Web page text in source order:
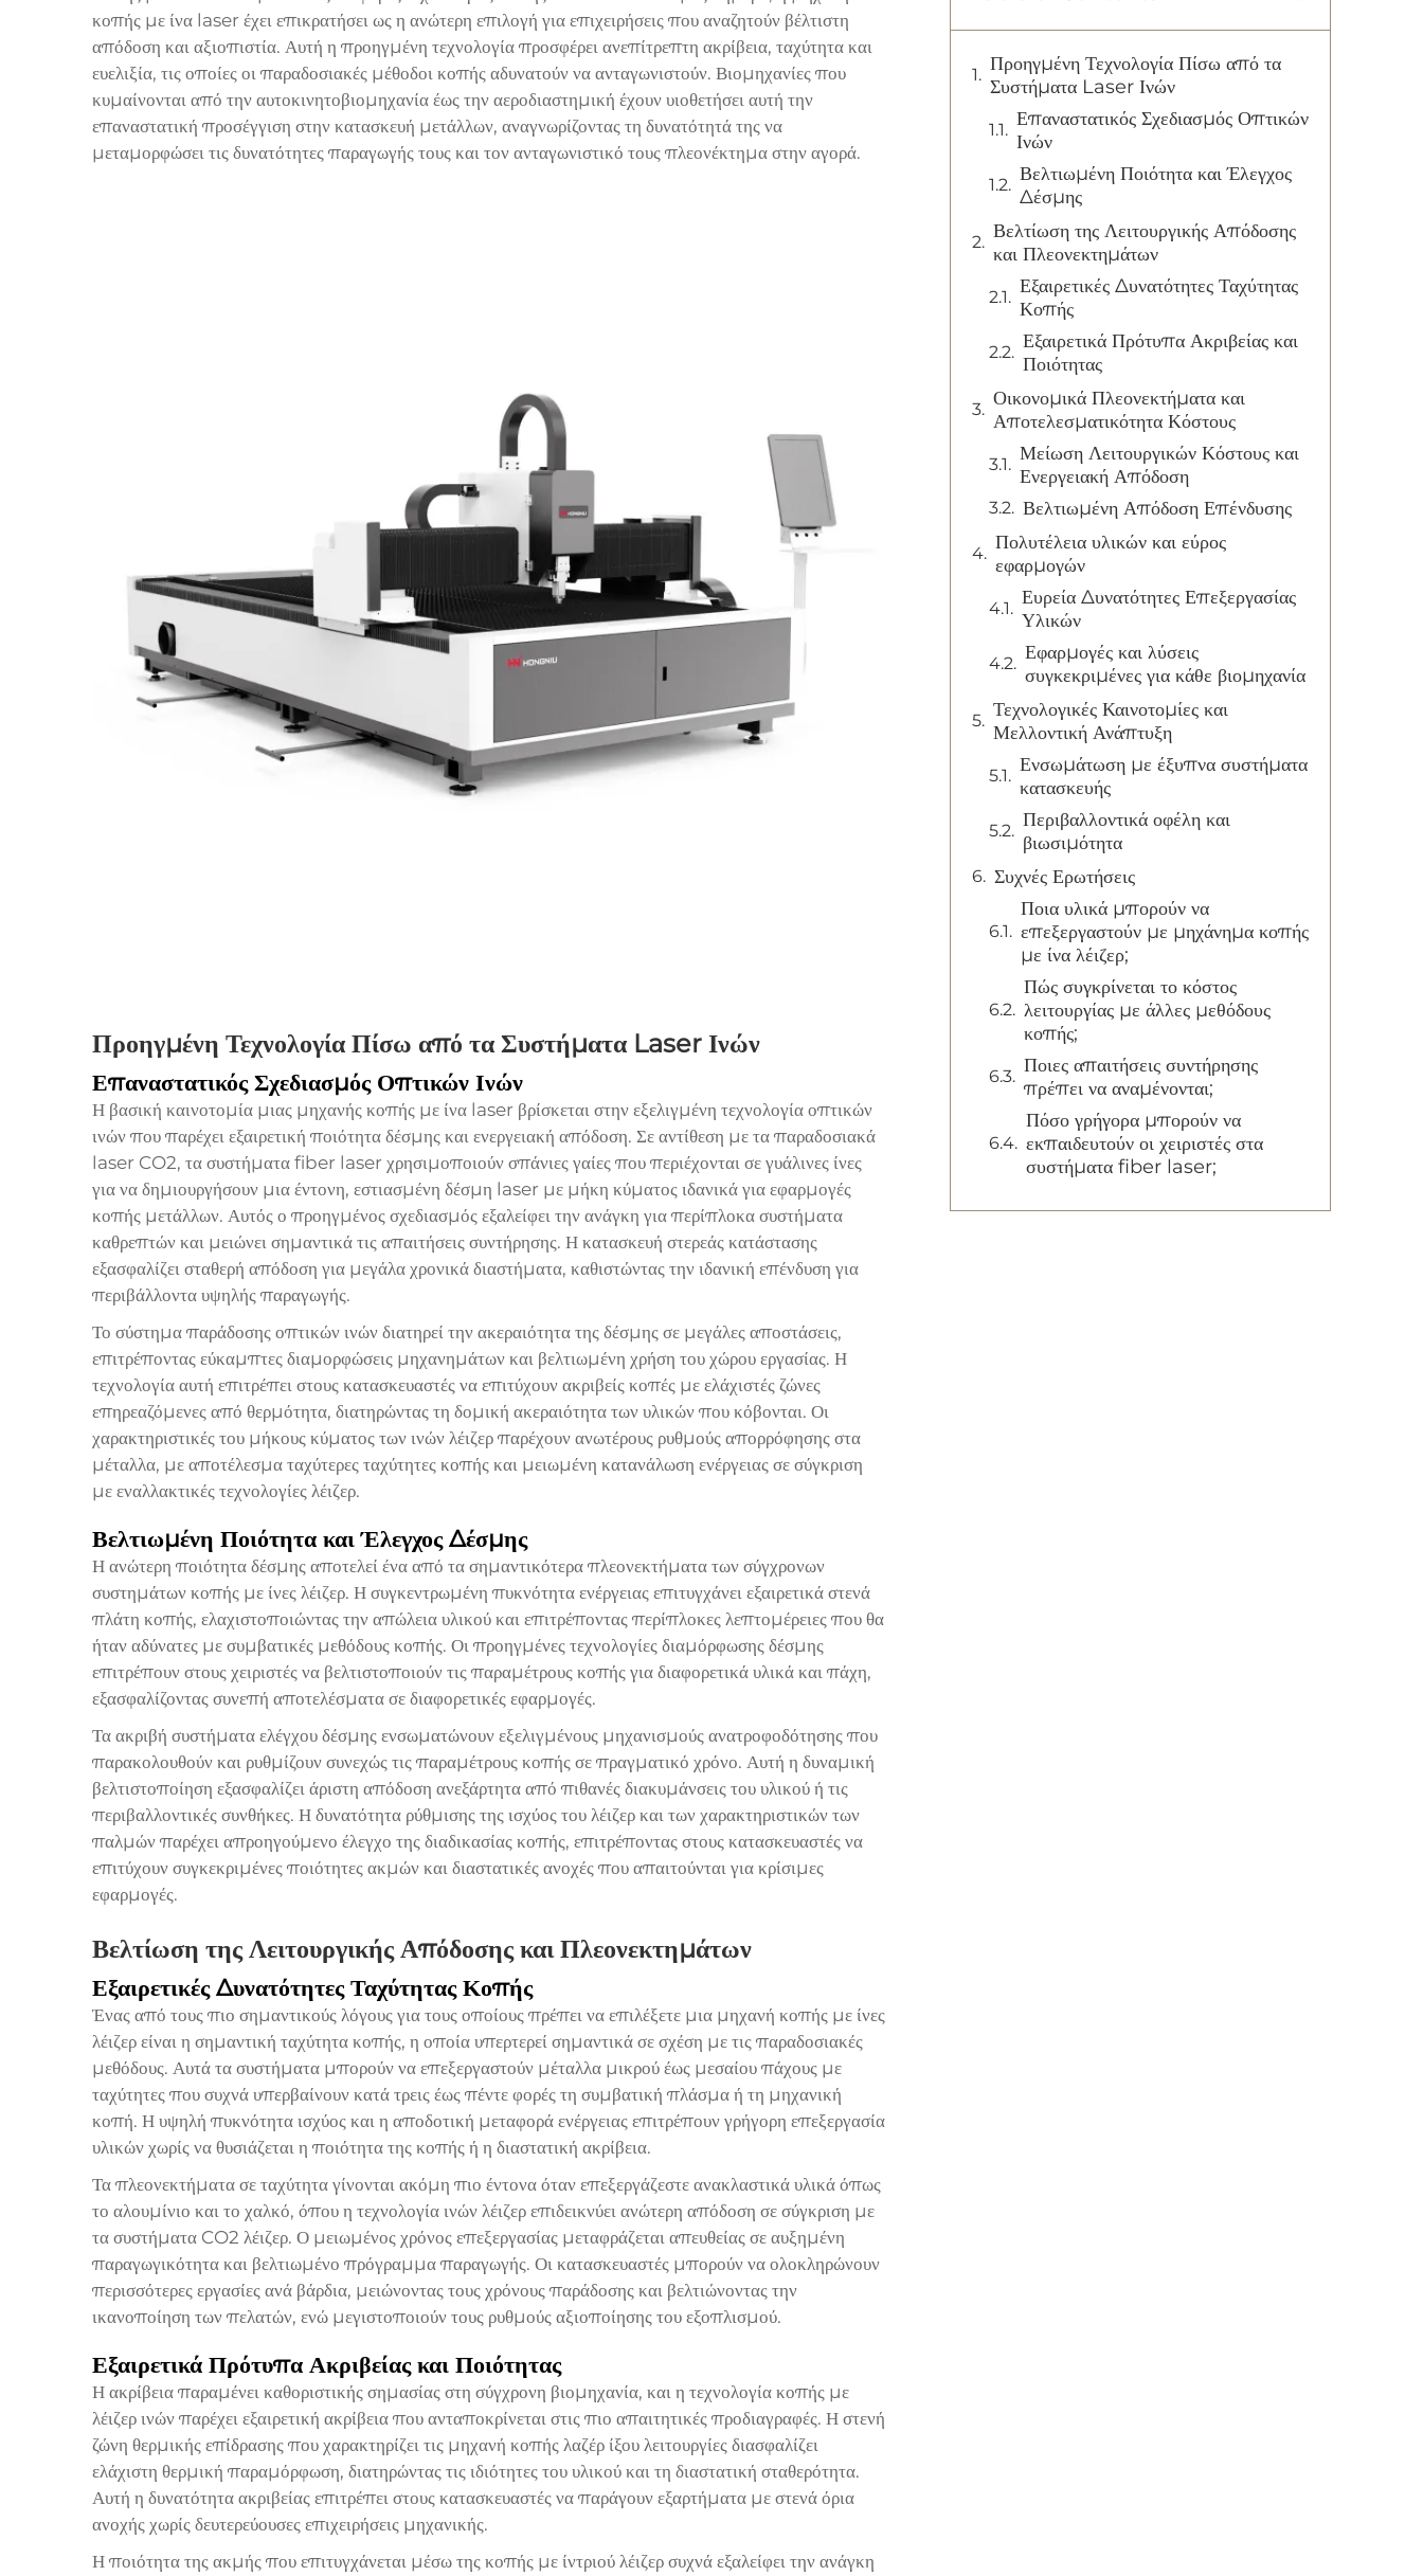
κοπής με ίνα laser έχει επικρατήσει ως η ανώτερη επιλογή για επιχειρήσεις που αναζητούν βέλτιστη
απόδοση και αξιοπιστία. Αυτή η προηγμένη τεχνολογία προσφέρει ανεπίτρεπτη ακρίβεια, ταχύτητα και
ευελιξία, τις οποίες οι παραδοσιακές μέθοδοι κοπής αδυνατούν να ανταγωνιστούν. Βιομηχανίες που
κυμαίνονται από την αυτοκινητοβιομηχανία έως την αεροδιαστημική έχουν υιοθετήσει αυτή την
επαναστατική προσέγγιση στην κατασκευή μετάλλων, αναγνωρίζοντας τη δυνατότητά της να
μεταμορφώσει τις δυνατότητες παραγωγής τους και τον ανταγωνιστικό τους πλεονέκτημα στην αγορά.
Προηγμένη Τεχνολογία Πίσω από τα Συστήματα Laser Ινών
Επαναστατικός Σχεδιασμός Οπτικών Ινών
Η βασική καινοτομία μιας μηχανής κοπής με ίνα laser βρίσκεται στην εξελιγμένη τεχνολογία οπτικών
ινών που παρέχει εξαιρετική ποιότητα δέσμης και ενεργειακή απόδοση. Σε αντίθεση με τα παραδοσιακά
laser CO2, τα συστήματα fiber laser χρησιμοποιούν σπάνιες γαίες που περιέχονται σε γυάλινες ίνες
για να δημιουργήσουν μια έντονη, εστιασμένη δέσμη laser με μήκη κύματος ιδανικά για εφαρμογές
κοπής μετάλλων. Αυτός ο προηγμένος σχεδιασμός εξαλείφει την ανάγκη για περίπλοκα συστήματα
καθρεπτών και μειώνει σημαντικά τις απαιτήσεις συντήρησης. Η κατασκευή στερεάς κατάστασης
εξασφαλίζει σταθερή απόδοση για μεγάλα χρονικά διαστήματα, καθιστώντας την ιδανική επένδυση για
περιβάλλοντα υψηλής παραγωγής.
Το σύστημα παράδοσης οπτικών ινών διατηρεί την ακεραιότητα της δέσμης σε μεγάλες αποστάσεις,
επιτρέποντας εύκαμπτες διαμορφώσεις μηχανημάτων και βελτιωμένη χρήση του χώρου εργασίας. Η
τεχνολογία αυτή επιτρέπει στους κατασκευαστές να επιτύχουν ακριβείς κοπές με ελάχιστές ζώνες
επηρεαζόμενες από θερμότητα, διατηρώντας τη δομική ακεραιότητα των υλικών που κόβονται. Οι
χαρακτηριστικές του μήκους κύματος των ινών λέιζερ παρέχουν ανωτέρους ρυθμούς απορρόφησης στα
μέταλλα, με αποτέλεσμα ταχύτερες ταχύτητες κοπής και μειωμένη κατανάλωση ενέργειας σε σύγκριση
με εναλλακτικές τεχνολογίες λέιζερ.
Βελτιωμένη Ποιότητα και Έλεγχος Δέσμης
Η ανώτερη ποιότητα δέσμης αποτελεί ένα από τα σημαντικότερα πλεονεκτήματα των σύγχρονων
συστημάτων κοπής με ίνες λέιζερ. Η συγκεντρωμένη πυκνότητα ενέργειας επιτυγχάνει εξαιρετικά στενά
πλάτη κοπής, ελαχιστοποιώντας την απώλεια υλικού και επιτρέποντας περίπλοκες λεπτομέρειες που θα
ήταν αδύνατες με συμβατικές μεθόδους κοπής. Οι προηγμένες τεχνολογίες διαμόρφωσης δέσμης
επιτρέπουν στους χειριστές να βελτιστοποιούν τις παραμέτρους κοπής για διαφορετικά υλικά και πάχη,
εξασφαλίζοντας συνεπή αποτελέσματα σε διαφορετικές εφαρμογές.
Τα ακριβή συστήματα ελέγχου δέσμης ενσωματώνουν εξελιγμένους μηχανισμούς ανατροφοδότησης που
παρακολουθούν και ρυθμίζουν συνεχώς τις παραμέτρους κοπής σε πραγματικό χρόνο. Αυτή η δυναμική
βελτιστοποίηση εξασφαλίζει άριστη απόδοση ανεξάρτητα από πιθανές διακυμάνσεις του υλικού ή τις
περιβαλλοντικές συνθήκες. Η δυνατότητα ρύθμισης της ισχύος του λέιζερ και των χαρακτηριστικών των
παλμών παρέχει απροηγούμενο έλεγχο της διαδικασίας κοπής, επιτρέποντας στους κατασκευαστές να
επιτύχουν συγκεκριμένες ποιότητες ακμών και διαστατικές ανοχές που απαιτούνται για κρίσιμες
εφαρμογές.
Βελτίωση της Λειτουργικής Απόδοσης και Πλεονεκτημάτων
Εξαιρετικές Δυνατότητες Ταχύτητας Κοπής
Ένας από τους πιο σημαντικούς λόγους για τους οποίους πρέπει να επιλέξετε μια μηχανή κοπής με ίνες
λέιζερ είναι η σημαντική ταχύτητα κοπής, η οποία υπερτερεί σημαντικά σε σχέση με τις παραδοσιακές
μεθόδους. Αυτά τα συστήματα μπορούν να επεξεργαστούν μέταλλα μικρού έως μεσαίου πάχους με
ταχύτητες που συχνά υπερβαίνουν κατά τρεις έως πέντε φορές τη συμβατική πλάσμα ή τη μηχανική
κοπή. Η υψηλή πυκνότητα ισχύος και η αποδοτική μεταφορά ενέργειας επιτρέπουν γρήγορη επεξεργασία
υλικών χωρίς να θυσιάζεται η ποιότητα της κοπής ή η διαστατική ακρίβεια.
Τα πλεονεκτήματα σε ταχύτητα γίνονται ακόμη πιο έντονα όταν επεξεργάζεστε ανακλαστικά υλικά όπως
το αλουμίνιο και το χαλκό, όπου η τεχνολογία ινών λέιζερ επιδεικνύει ανώτερη απόδοση σε σύγκριση με
τα συστήματα CO2 λέιζερ. Ο μειωμένος χρόνος επεξεργασίας μεταφράζεται απευθείας σε αυξημένη
παραγωγικότητα και βελτιωμένο πρόγραμμα παραγωγής. Οι κατασκευαστές μπορούν να ολοκληρώνουν
περισσότερες εργασίες ανά βάρδια, μειώνοντας τους χρόνους παράδοσης και βελτιώνοντας την
ικανοποίηση των πελατών, ενώ μεγιστοποιούν τους ρυθμούς αξιοποίησης του εξοπλισμού.
Εξαιρετικά Πρότυπα Ακριβείας και Ποιότητας
Η ακρίβεια παραμένει καθοριστικής σημασίας στη σύγχρονη βιομηχανία, και η τεχνολογία κοπής με
λέιζερ ινών παρέχει εξαιρετική ακρίβεια που ανταποκρίνεται στις πιο απαιτητικές προδιαγραφές. Η στενή
ζώνη θερμικής επίδρασης που χαρακτηρίζει τις μηχανή κοπής λαζέρ ίξου λειτουργίες διασφαλίζει
ελάχιστη θερμική παραμόρφωση, διατηρώντας τις ιδιότητες του υλικού και τη διαστατική σταθερότητα.
Αυτή η δυνατότητα ακριβείας επιτρέπει στους κατασκευαστές να παράγουν εξαρτήματα με στενά όρια
ανοχής χωρίς δευτερεύουσες επιχειρήσεις μηχανικής.
Η ποιότητα της ακμής που επιτυγχάνεται μέσω της κοπής με ίντριού λέιζερ συχνά εξαλείφει την ανάγκη
Προηγμένη Τεχνολογία Πίσω από τα
Συστήματα Laser Ινών
Επαναστατικός Σχεδιασμός Οπτικών
Ινών
Βελτιωμένη Ποιότητα και Έλεγχος
Δέσμης
Βελτίωση της Λειτουργικής Απόδοσης
και Πλεονεκτημάτων
Εξαιρετικές Δυνατότητες Ταχύτητας
Κοπής
Εξαιρετικά Πρότυπα Ακριβείας και
Ποιότητας
Οικονομικά Πλεονεκτήματα και
Αποτελεσματικότητα Κόστους
Μείωση Λειτουργικών Κόστους και
Ενεργειακή Απόδοση
Βελτιωμένη Απόδοση Επένδυσης
Πολυτέλεια υλικών και εύρος
εφαρμογών
Ευρεία Δυνατότητες Επεξεργασίας
Υλικών
Εφαρμογές και λύσεις
συγκεκριμένες για κάθε βιομηχανία
Τεχνολογικές Καινοτομίες και
Μελλοντική Ανάπτυξη
Ενσωμάτωση με έξυπνα συστήματα
κατασκευής
Περιβαλλοντικά οφέλη και
βιωσιμότητα
Συχνές Ερωτήσεις
Ποια υλικά μπορούν να
επεξεργαστούν με μηχάνημα κοπής
με ίνα λέιζερ;
Πώς συγκρίνεται το κόστος
λειτουργίας με άλλες μεθόδους
κοπής;
Ποιες απαιτήσεις συντήρησης
πρέπει να αναμένονται;
Πόσο γρήγορα μπορούν να
εκπαιδευτούν οι χειριστές στα
συστήματα fiber laser;